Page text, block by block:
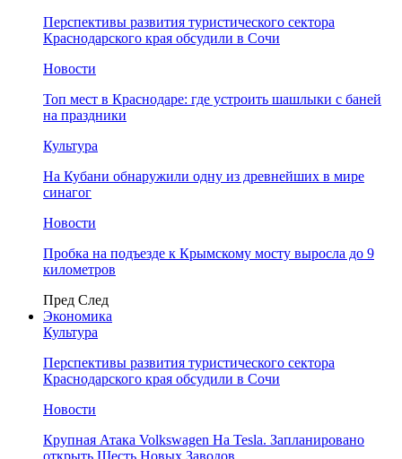
Перспективы развития туристического сектора
Краснодарского края обсудили в Сочи
Новости
Топ мест в Краснодаре: где устроить шашлыки с баней
на праздники
Культура
На Кубани обнаружили одну из древнейших в мире
синагог
Новости
Пробка на подъезде к Крымскому мосту выросла до 9
километров
Пред След
Экономика
Культура
Перспективы развития туристического сектора
Краснодарского края обсудили в Сочи
Новости
Крупная Атака Volkswagen На Tesla. Запланировано
открыть Шесть Новых Заводов